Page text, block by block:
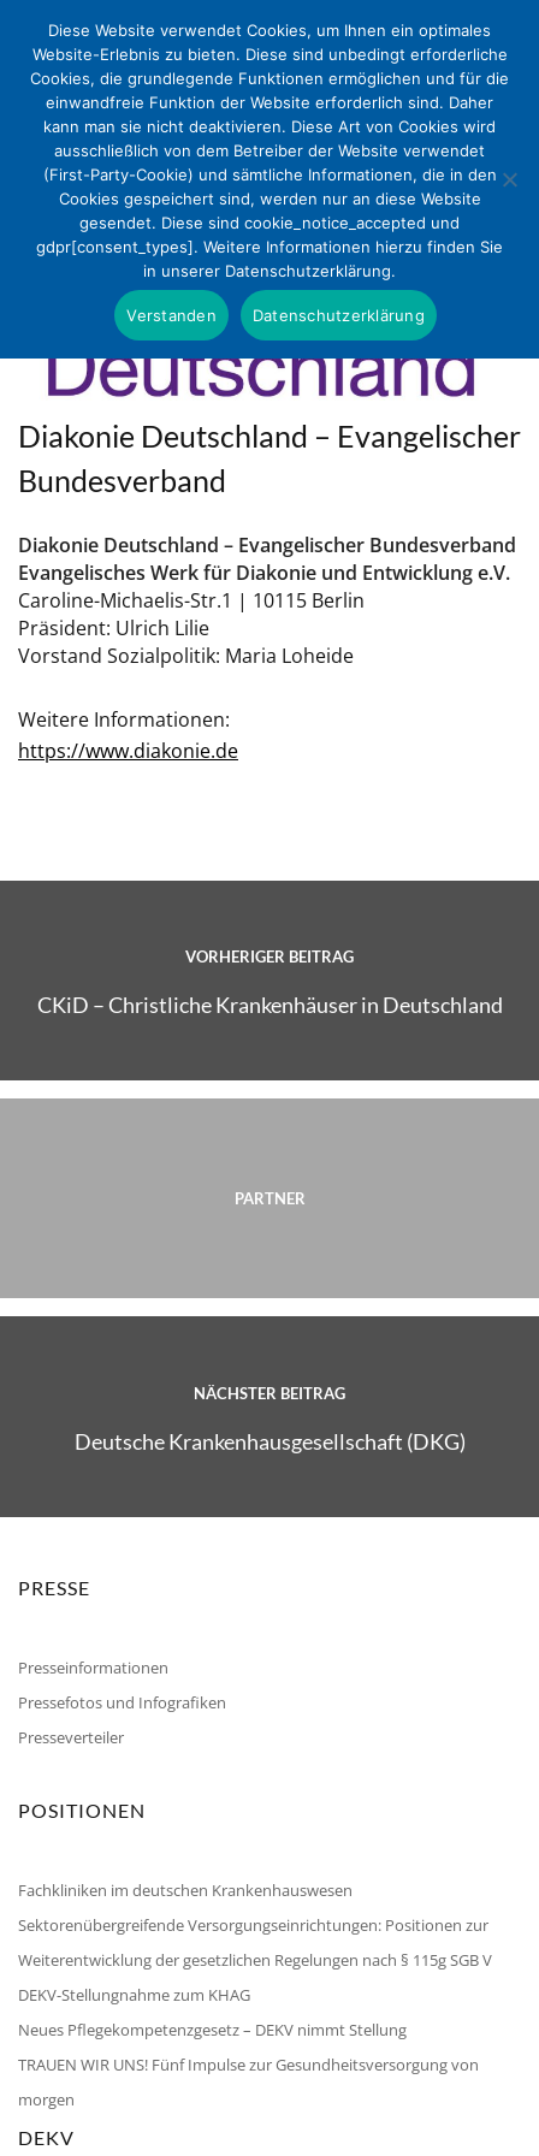
Diakonie Deutschland – Evangelischer
Bundesverband
Diakonie Deutschland – Evangelischer Bundesverband
Evangelisches Werk für Diakonie und Entwicklung e.V.
Caroline-Michaelis-Str.1 | 10115 Berlin
Präsident: Ulrich Lilie
Vorstand Sozialpolitik: Maria Loheide
Weitere Informationen:
https://www.diakonie.de
VORHERIGER BEITRAG
CKiD – Christliche Krankenhäuser in Deutschland
PARTNER
NÄCHSTER BEITRAG
Deutsche Krankenhausgesellschaft (DKG)
PRESSE
Presseinformationen
Pressefotos und Infografiken
Presseverteiler
POSITIONEN
Fachkliniken im deutschen Krankenhauswesen
Sektorenübergreifende Versorgungseinrichtungen: Positionen zur
Weiterentwicklung der gesetzlichen Regelungen nach § 115g SGB V
DEKV-Stellungnahme zum KHAG
Neues Pflegekompetenzgesetz – DEKV nimmt Stellung
TRAUEN WIR UNS! Fünf Impulse zur Gesundheitsversorgung von
morgen
DEKV
Diese Website verwendet Cookies, um Ihnen ein optimales
Website-Erlebnis zu bieten. Diese sind unbedingt erforderliche
Cookies, die grundlegende Funktionen ermöglichen und für die
einwandfreie Funktion der Website erforderlich sind. Daher
kann man sie nicht deaktivieren. Diese Art von Cookies wird
ausschließlich von dem Betreiber der Website verwendet
(First-Party-Cookie) und sämtliche Informationen, die in den
Cookies gespeichert sind, werden nur an diese Website
gesendet. Diese sind cookie_notice_accepted und
gdpr[consent_types]. Weitere Informationen hierzu finden Sie
in unserer Datenschutzerklärung.
Verstanden Datenschutzerklärung